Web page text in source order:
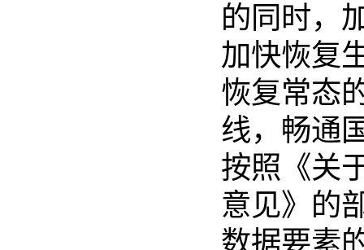
的同时，
加快恢复
恢复常态
线，畅通
按照《关
意见》的
数据要素